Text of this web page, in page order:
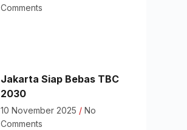
Comments
Jakarta Siap Bebas TBC
2030
10 November 2025
No
Comments